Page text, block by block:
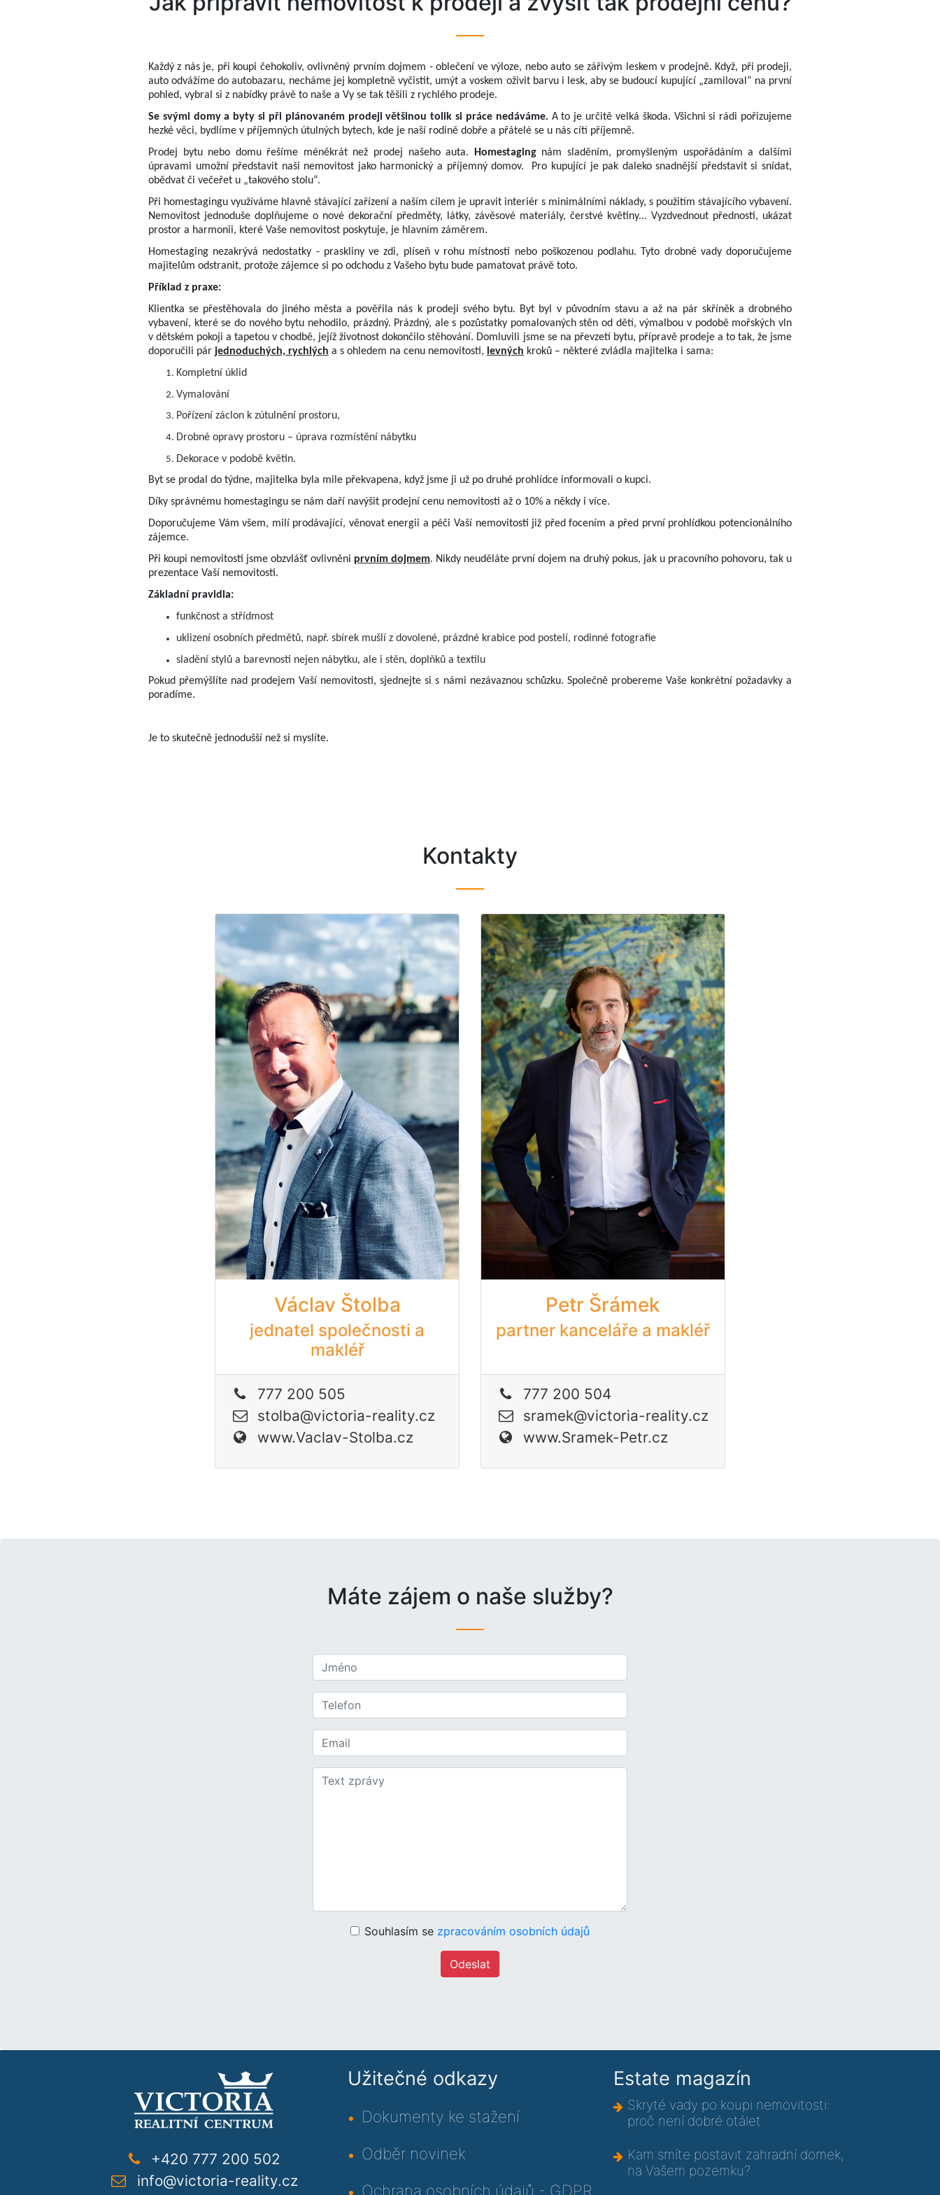
Každý z nás je, při koupi čehokoliv, ovlivněný prvním dojmem - oblečení ve výloze, nebo auto se zářivým leskem v prodejně. Když, při prodeji,
auto odvážíme do autobazaru, necháme jej kompletně vyčistit, umýt a voskem oživit barvu i lesk, aby se budoucí kupující „zamiloval“ na první
pohled, vybral si z nabídky právě to naše a Vy se tak těšili z rychlého prodeje.
Se svými domy a byty si při plánovaném prodeji většinou tolik si práce nedáváme.A to je určitě velká škoda. Všichni si rádi pořizujeme
hezké věci, bydlíme v příjemných útulných bytech, kde je naší rodině dobře a přátelé se u nás cítí příjemně.
Prodej bytu nebo domu řešíme méněkrát než prodej našeho auta.
Homestagingnám sladěním, promyšleným uspořádáním a dalšími
úpravami umožní představit naši nemovitost jako harmonický a příjemný domov.
Pro kupující je pak daleko snadnější představit si snídat,
obědvat či večeřet u „takového stolu“.
Při homestagingu využíváme hlavně stávající zařízení a naším cílem je upravit interiér s minimálními náklady, s použitím stávajícího vybavení.
Nemovitost jednoduše doplňujeme o nové dekorační předměty, látky, závěsové materiály, čerstvé květiny... Vyzdvednout přednosti, ukázat
prostor a harmonii, které Vaše nemovitost poskytuje, je hlavním záměrem.
Homestaging nezakrývá nedostatky - praskliny ve zdi, plíseň v rohu místnosti nebo poškozenou podlahu. Tyto drobné vady doporučujeme
majitelům odstranit, protože zájemce si po odchodu z Vašeho bytu bude pamatovat právě toto.
Příklad z praxe:
Klientka se přestěhovala do jiného města a pověřila nás k prodeji svého bytu. Byt byl v původním stavu a až na pár skříněk a drobného
vybavení, které se do nového bytu nehodilo, prázdný. Prázdný, ale s pozůstatky pomalovaných stěn od dětí, výmalbou v podobě mořských vln
v dětském pokoji a tapetou v chodbě, jejíž životnost dokončilo stěhování. Domluvili jsme se na převzetí bytu, přípravě prodeje a to tak, že jsme
doporučili pár jednoduchých, rychlých a s ohledem na cenu nemovitosti, levných kroků – některé zvládla majitelka i sama:
Kompletní úklid
Vymalování
Pořízení záclon k zútulnění prostoru,
Drobné opravy prostoru – úprava rozmístění nábytku
Dekorace v podobě květin.
Byt se prodal do týdne, majitelka byla mile překvapena, když jsme ji už po druhé prohlídce informovali o kupci.
Díky správnému homestagingu se nám daří navýšit prodejní cenu nemovitosti až o 10% a někdy i více.
Doporučujeme Vám všem, milí prodávající, věnovat energii a péči Vaší nemovitosti již před focením a před první prohlídkou potencionálního
zájemce.
Při koupi nemovitosti jsme obzvlášť ovlivněni prvním dojmem. Nikdy neuděláte první dojem na druhý pokus, jak u pracovního pohovoru, tak u
prezentace Vaší nemovitosti.
Základní pravidla:
funkčnost a střídmost
uklizení osobních předmětů, např. sbírek mušlí z dovolené, prázdné krabice pod postelí, rodinné fotografie
sladění stylů a barevnosti nejen nábytku, ale i stěn, doplňků a textilu
Pokud přemýšlíte nad prodejem Vaší nemovitosti, sjednejte si s námi nezávaznou schůzku. Společně probereme Vaše konkrétní požadavky a
poradíme.
Je to skutečně jednodušší než si myslíte.
Kontakty
Václav Štolba
jednatel společnosti a
makléř
777 200 505
stolba@victoria-reality.cz
www.Vaclav-Stolba.cz
Petr Šrámek
partner kanceláře a makléř
777 200 504
sramek@victoria-reality.cz
www.Sramek-Petr.cz
Máte zájem o naše služby?
Souhlasím se zpracováním osobních údajů
Odeslat
+420 777 200 502
info@victoria-reality.cz
Užitečné odkazy
Dokumenty ke stažení
Odběr novinek
Ochrana osobních údajů - GDPR
Estate magazín
Skryté vady po koupi nemovitosti:
proč není dobré otálet
Kam smíte postavit zahradní domek,
na Vašem pozemku?